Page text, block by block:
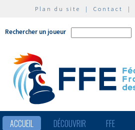
Plan du site | Contact |
Rechercher un joueur
ACCUEIL DÉCOUVRIR FFE